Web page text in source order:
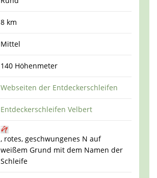
8 km
Mittel
140 Höhenmeter
Webseiten der Entdeckerschleifen
Entdeckerschleifen Velbert
, rotes, geschwungenes N auf
weißem Grund mit dem Namen der
Schleife